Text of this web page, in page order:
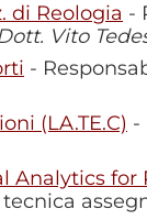
di Reologia -
Vito
-
(LA.TE.C) -
Analytics for